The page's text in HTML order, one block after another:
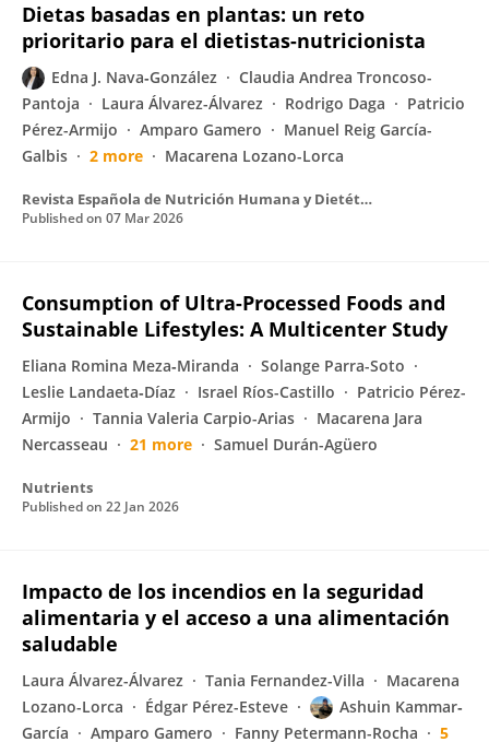
Dietas basadas en plantas: un reto
prioritario para el dietistas-nutricionista
Edna J. Nava‐González
Claudia Andrea Troncoso-
Pantoja
Laura Álvarez-Álvarez Rodrigo Daga
Patricio
Pérez-Armijo
Amparo Gamero
Manuel Reig García-
Galbis
2 more Macarena Lozano-Lorca
Revista Española de Nutrición Humana y Dietética
Published on 07 Mar 2026
Consumption of Ultra-Processed Foods and
Sustainable Lifestyles: A Multicenter Study
Eliana Romina Meza‐Miranda
Solange Parra-Soto
Leslie Landaeta‐Díaz
Israel Ríos-Castillo
Patricio Pérez-
Armijo
Tannia Valeria Carpio-Arias
Macarena Jara
Nercasseau
21 more Samuel Durán-Agüero
Nutrients
Published on 22 Jan 2026
Impacto de los incendios en la seguridad
alimentaria y el acceso a una alimentación
saludable
Laura Álvarez-Álvarez Tania Fernandez-Villa
Macarena
Lozano-Lorca
Édgar Pérez-Esteve
Ashuin Kammar‐
García
Amparo Gamero Fanny Petermann-Rocha 5